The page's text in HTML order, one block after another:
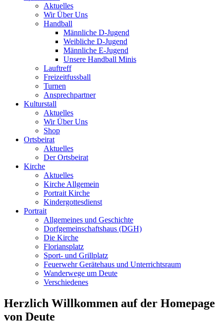
Aktuelles
Wir Über Uns
Handball
Männliche D-Jugend
Weibliche D-Jugend
Männliche E-Jugend
Unsere Handball Minis
Lauftreff
Freizeitfussball
Turnen
Ansprechpartner
Kulturstall
Aktuelles
Wir Über Uns
Shop
Ortsbeirat
Aktuelles
Der Ortsbeirat
Kirche
Aktuelles
Kirche Allgemein
Portrait Kirche
Kindergottesdienst
Portrait
Allgemeines und Geschichte
Dorfgemeinschaftshaus (DGH)
Die Kirche
Floriansplatz
Sport- und Grillplatz
Feuerwehr Gerätehaus und Unterrichtsraum
Wanderwege um Deute
Verschiedenes
Herzlich Willkommen auf der Homepage
von Deute